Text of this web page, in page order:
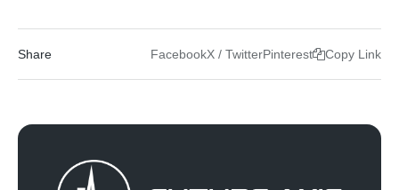
Share FacebookX / TwitterPinterest Copy Link